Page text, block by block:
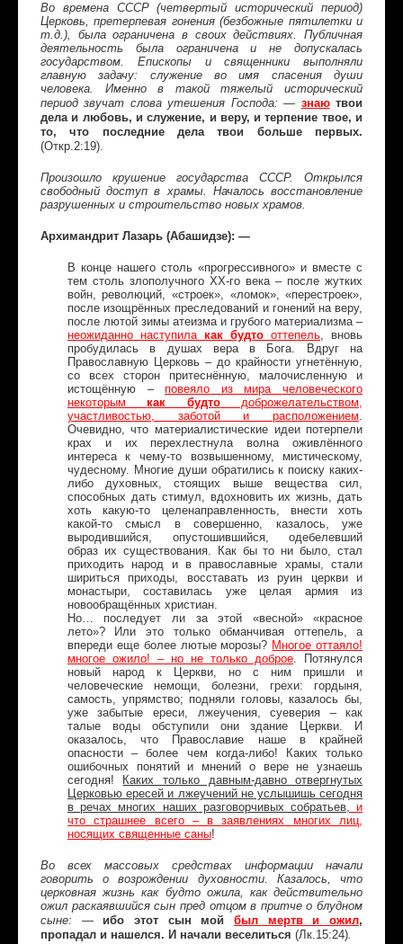
Во времена СССР (четвертый исторический период)
Церковь, претерпевая гонения (безбожные пятилетки и
т.д.), была ограничена в своих действиях. Публичная
деятельность была ограничена и не допускалась
государством. Епископы и священники выполняли
главную задачу: служение во имя спасения души
человека. Именно в такой тяжелый исторический
период звучат слова утешения Господа: — знаютвои
дела и любовь, и служение, и веру, и терпение твое, и
то, что последние дела твои больше первых.
(Откр.2:19).
Произошло крушение государства СССР. Открылся
свободный доступ в храмы. Началось восстановление
разрушенных и строительство новых храмов.
Архимандрит Лазарь (Абашидзе): —
В конце нашего столь «прогрессивного» и вместе с
тем столь злополучного ХХ-го века – после жутких
войн, революций, «строек», «ломок», «перестроек»,
после изощрённых преследований и гонений на веру,
после лютой зимы атеизма и грубого материализма –
неожиданно наступила как будто оттепель , вновь
пробудилась в душах вера в Бога. Вдруг на
Православную Церковь – до крайности угнетённую,
со всех сторон притеснённую, малочисленную и
истощённую –повеяло из мира человеческого
некоторымкак будтодоброжелательством,
участливостью, заботой и расположением
Очевидно, что материалистические идеи потерпели
крах и их перехлестнула волна оживлённого
интереса к чему-то возвышенному, мистическому,
чудесному. Многие души обратились к поиску каких-
либо духовных, стоящих выше вещества сил,
способных дать стимул, вдохновить их жизнь, дать
хоть какую-то целенаправленность, внести хоть
какой-то смысл в совершенно, казалось, уже
выродившийся, опустошившийся, одебелевший
образ их существования. Как бы то ни было, стал
приходить народ и в православные храмы, стали
шириться приходы, восставать из руин церкви и
монастыри, составилась уже целая армия из
новообращённых христиан.
Но… последует ли за этой «весной» «красное
лето»? Или это только обманчивая оттепель, а
впереди еще более лютые морозы? Многое оттаяло!
многое ожило! – но не только доброе . Потянулся
новый народ к Церкви, но с ним пришли и
человеческие немощи, болезни, грехи: гордыня,
самость, упрямство; подняли головы, казалось бы,
уже забытые ереси, лжеучения, суеверия – как
талые воды обступили они здание Церкви. И
оказалось, что Православие наше в крайней
опасности – более чем когда-либо! Каких только
ошибочных понятий и мнений о вере не узнаешь
сегодня!
Каких только давным-давно отвергнутых
Церковью ересей и лжеучений не услышишь сегодня
в речах многих наших разговорчивых собратьев,
и
что страшнее всего – в заявлениях многих лиц,
носящих священные саны!
Во всех массовых средствах информации начали
говорить о возрождении духовности. Казалось, что
церковная жизнь как будто ожила, как действительно
ожил раскаявшийся сын пред отцом в притче о блудном
сыне: — ибо этот сын мой был мертв и ожил,
пропадал и нашелся. И начали веселиться (Лк.15:24).